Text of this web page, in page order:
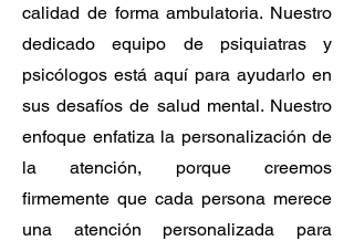
calidad de forma ambulatoria. Nuestro
dedicado equipo de psiquiatras y
psicólogos está aquí para ayudarlo en
sus desafíos de salud mental. Nuestro
enfoque enfatiza la personalización de
la atención, porque creemos
firmemente que cada persona merece
una atención personalizada para